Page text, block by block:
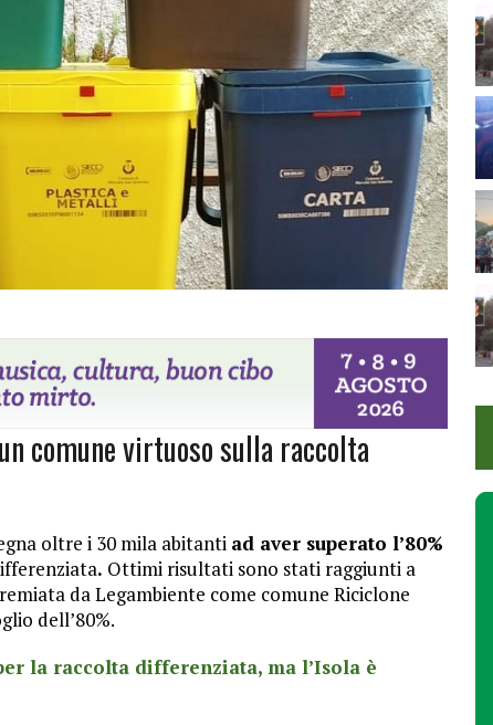
comune virtuoso sulla raccolta
oltre i 30 mila abitanti ad aver superato l’80%
. Ottimi risultati sono stati raggiunti a
da Legambiente come comune Riciclone
dell’80%.
la raccolta differenziata, ma l’Isola è